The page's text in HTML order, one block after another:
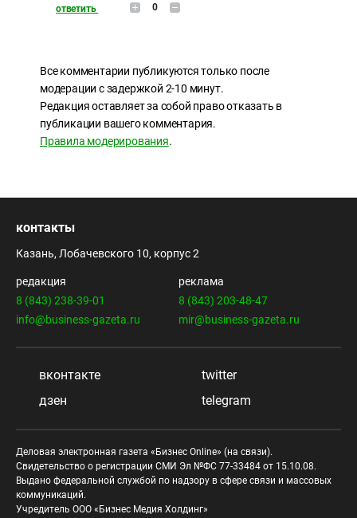
ответить 0
Все комментарии публикуются только после
модерации с задержкой 2-10 минут.
Редакция оставляет за собой право отказать в
публикации вашего комментария.
Правила модерирования.
контакты
Казань, Лобачевского 10, корпус 2
редакция
8 (843) 238-39-01
info@business-gazeta.ru
реклама
8 (843) 203-48-47
mir@business-gazeta.ru
вконтакте
twitter
дзен
telegram
Деловая электронная газета «Бизнес Online» (на связи).
Свидетельство о регистрации СМИ Эл №ФС 77-33484 от 15.10.08.
Выдано федеральной службой по надзору в сфере связи и массовых
коммуникаций.
Учредитель ООО «Бизнес Медия Холдинг»